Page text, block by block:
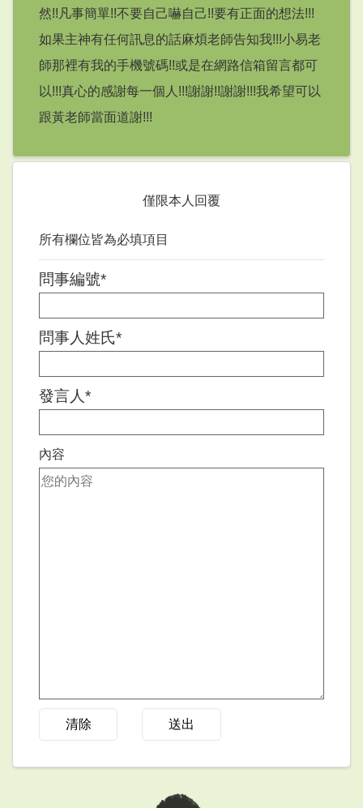
然!!凡事簡單!!不要自己嚇自己!!要有正面的想法!!!
如果主神有任何訊息的話麻煩老師告知我!!!小易老
師那裡有我的手機號碼!!或是在網路信箱留言都可
以!!!真心的感謝每一個人!!!謝謝!!謝謝!!!我希望可以
跟黃老師當面道謝!!!
僅限本人回覆
所有欄位皆為必填項目
問事編號*
問事人姓氏*
發言人*
內容
清除 送出